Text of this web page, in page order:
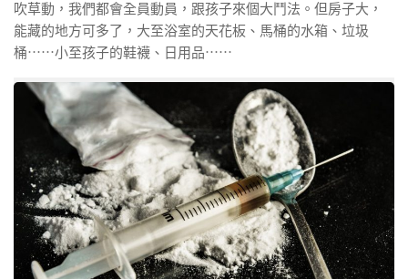
吹草動，我們都會全員動員，跟孩子來個大鬥法。但房子大，
能藏的地方可多了，大至浴室的天花板、馬桶的水箱、垃圾
桶⋯⋯小至孩子的鞋襪、日用品⋯⋯